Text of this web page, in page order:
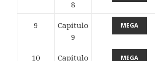
8
9
Capitulo
9
MEGA
10 Capitulo MEGA